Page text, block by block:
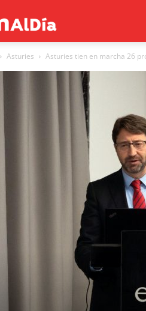
al
Asturies Asturies tien en marcha 26